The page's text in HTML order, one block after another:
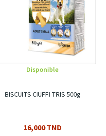
Disponible
BISCUITS CIUFFI TRIS 500g
16,000 TND